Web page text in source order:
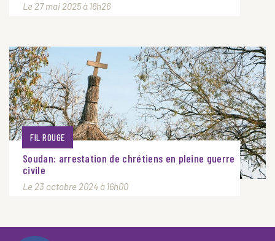
Le 27 mai 2025 à 16h26
FIL ROUGE
Soudan: arrestation de chrétiens en pleine guerre
civile
Le 23 octobre 2024 à 16h00